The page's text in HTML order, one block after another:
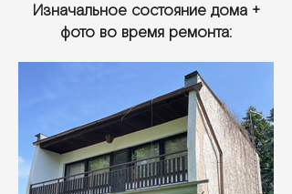
Изначальное состояние дома +
фото во время ремонта: